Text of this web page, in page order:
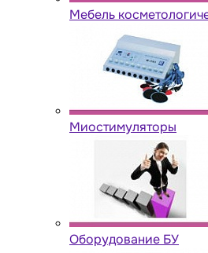
Мебель
Миостимуляторы
Оборудование БУ